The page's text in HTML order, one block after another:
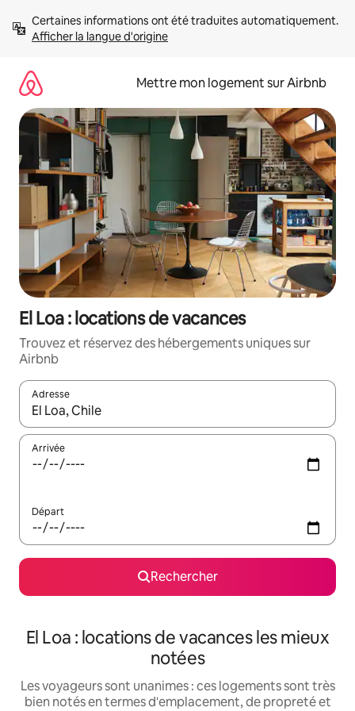
directement
Afficher la langue d'origine
Mettre mon logement sur Airbnb
El Loa : locations de vacances
Trouvez et réservez des hébergements uniques sur
Airbnb
Adresse
Lorsque les résultats s'affichent, utilisez les flèches vers le
Arrivée
Départ
Rechercher
El Loa : locations de vacances les mieux
notées
Les voyageurs sont unanimes : ces logements sont très
bien notés en termes d'emplacement, de propreté et